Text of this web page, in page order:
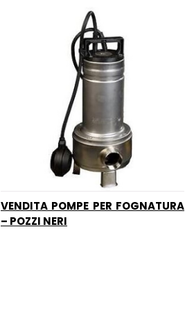
VENDITA POMPE PER FOGNATURA
– POZZI NERI